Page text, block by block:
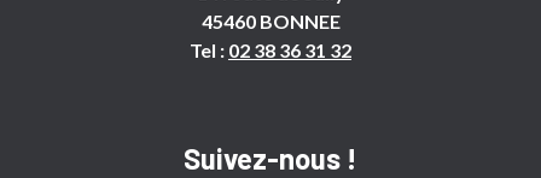
45460 BONNEE
Tel : 02 38 36 31 32
Suivez-nous !